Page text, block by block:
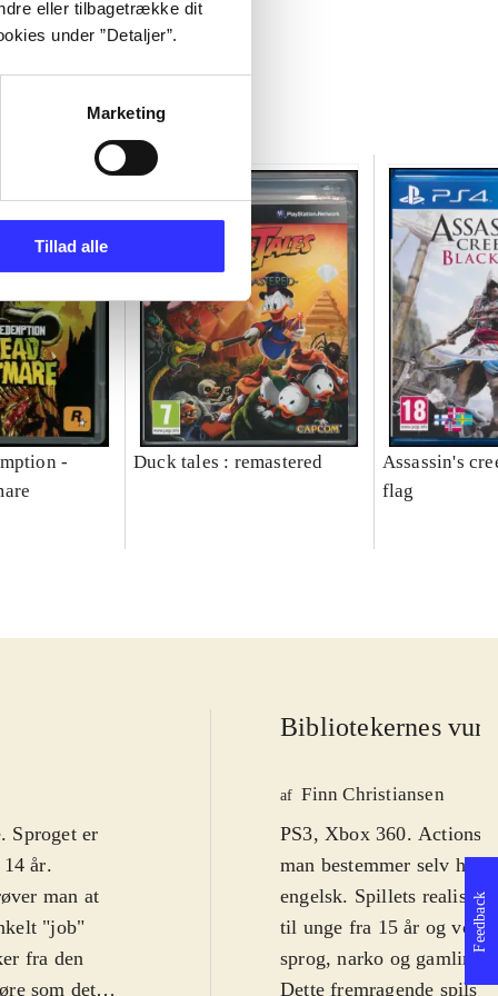
eller tilbagetrække dit
under ”Detaljer”.
Marketing
Tillad alle
-
Duck tales : remastered
Assassin's
flag
Sproget er
år.
man at
"job"
fra den
som det
Bibliotekernes
af Finn Christiansen
PS3, Xbox 360.
man bestemmer selv
engelsk. Spillets
til unge fra 15 år og
sprog, narko og gamling.
Dette fremragende spils
Feedback